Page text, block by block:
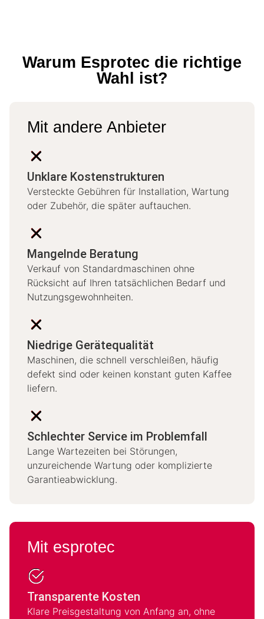
Warum Esprotec die richtige
Wahl ist?
Mit andere Anbieter
Unklare Kostenstrukturen
Versteckte Gebühren für Installation, Wartung
oder Zubehör, die später auftauchen.
Mangelnde Beratung
Verkauf von Standardmaschinen ohne
Rücksicht auf Ihren tatsächlichen Bedarf und
Nutzungsgewohnheiten.
Niedrige Gerätequalität
Maschinen, die schnell verschleißen, häufig
defekt sind oder keinen konstant guten Kaffee
liefern.
Schlechter Service im Problemfall
Lange Wartezeiten bei Störungen,
unzureichende Wartung oder komplizierte
Garantieabwicklung.
Mit esprotec
Transparente Kosten
Klare Preisgestaltung von Anfang an, ohne